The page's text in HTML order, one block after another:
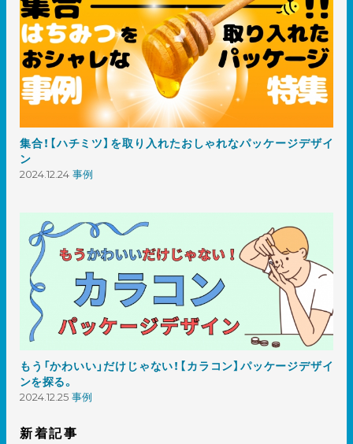
集合！【ハチミツ】を取り入れたおしゃれなパッケージデザイ
ン
2024.12.24 事例
もう「かわいい」だけじゃない！【カラコン】パッケージデザイ
ンを探る。
2024.12.25 事例
新着記事